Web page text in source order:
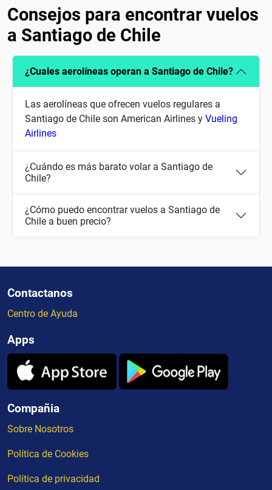
Consejos para encontrar vuelos
a Santiago de Chile
¿Cuales aerolíneas operan a Santiago de Chile?
Las aerolíneas que ofrecen vuelos regulares a
Santiago de Chile son American Airlines y Vueling
Airlines
¿Cuándo es más barato volar a Santiago de
Chile?
¿Cómo puedo encontrar vuelos a Santiago de
Chile a buen precio?
Contactanos
Centro de Ayuda
Apps
Compañia
Sobre Nosotros
Política de Cookies
Política de privacidad